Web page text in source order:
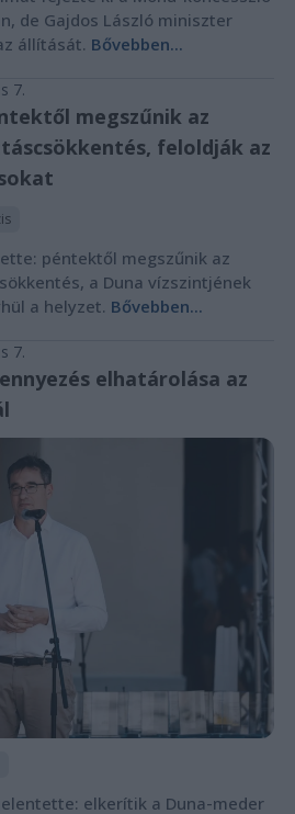
de Gajdos László miniszter
állítását. Bővebben...
7.
megszűnik az
feloldják az
péntektől megszűnik az
a Duna vízszintjének
a helyzet. Bővebben...
7.
elhatárolása az
elkerítik a Duna-meder